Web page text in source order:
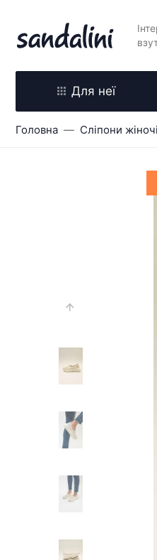
Для неї
Головна Сліпони жіночі